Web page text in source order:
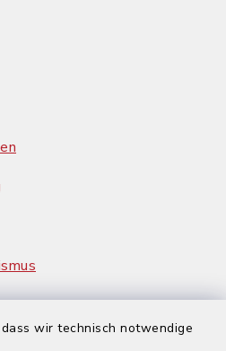
wir technisch notwendige